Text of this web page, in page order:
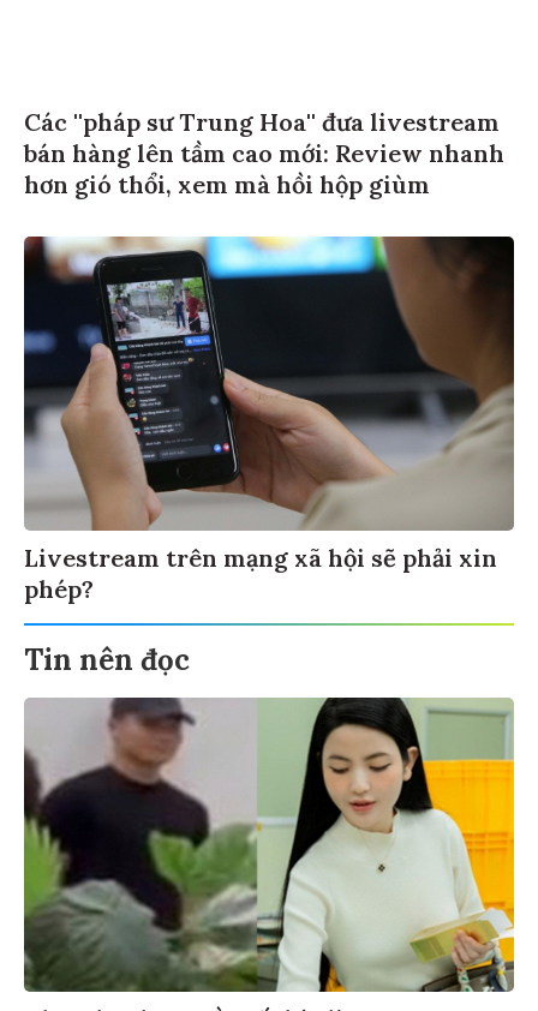
Các ''pháp sư Trung Hoa'' đưa livestream
bán hàng lên tầm cao mới: Review nhanh
hơn gió thổi, xem mà hồi hộp giùm
Livestream trên mạng xã hội sẽ phải xin
phép?
Tin nên đọc